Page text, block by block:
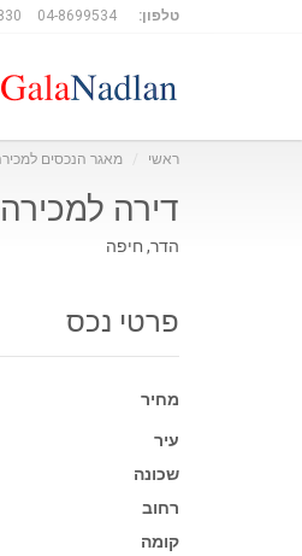
טלפון: 04-8699534
ראשי מאגר הנכסים
דירה למכירה 1.5 חדרים בבר גיורא
הדר, חיפה
פרטי נכס
מחיר
עיר
שכונה
רחוב
קומה